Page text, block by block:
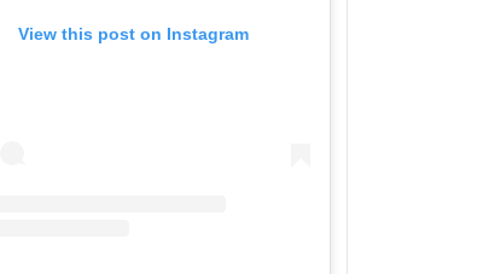
View this post on Instagram